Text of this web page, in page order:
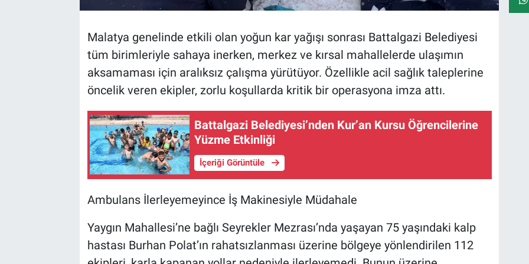
Malatya genelinde etkili olan yoğun kar yağışı sonrası Battalgazi Belediyesi
tüm birimleriyle sahaya inerken, merkez ve kırsal mahallelerde ulaşımın
aksamaması için aralıksız çalışma yürütüyor. Özellikle acil sağlık taleplerine
öncelik veren ekipler, zorlu koşullarda kritik bir operasyona imza attı.
Battalgazi Belediyesi’nden Kur’an Kursu Öğrencilerine
Yüzme Etkinliği
İçeriği Görüntüle
Ambulans İlerleyemeyince İş Makinesiyle Müdahale
Yaygın Mahallesi’ne bağlı Seyrekler Mezrası’nda yaşayan 75 yaşındaki kalp
hastası Burhan Polat’ın rahatsızlanması üzerine bölgeye yönlendirilen 112